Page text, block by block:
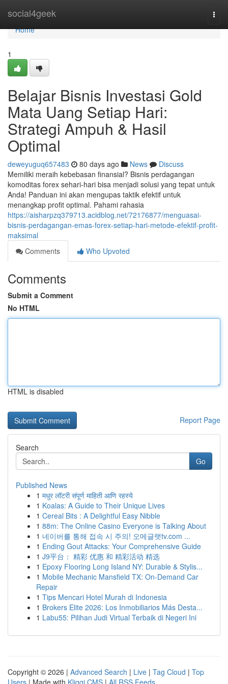
social4geek
Home
Home
1
Belajar Bisnis Investasi Gold
Mata Uang Setiap Hari:
Strategi Ampuh & Hasil
Optimal
deweyuguq657483 80 days ago News
Discuss
Memiliki meraih kebebasan finansial? Bisnis perdagangan
komoditas forex sehari-hari bisa menjadi solusi yang tepat untuk
Anda! Panduan ini akan mengupas taktik efektif untuk
menangkap profit optimal. Pahami rahasia
https://aisharpzq379713.acidblog.net/72176877/menguasai-
bisnis-perdagangan-emas-forex-setiap-hari-metode-efektif-profit-
maksimal
Comments
Who Upvoted
Comments
Submit a Comment
No HTML
HTML is disabled
Report Page
Search
Go
Published News
1 मधुर लॉटरी संपूर्ण माहिती आणि रहस्ये
1 Koalas: A Guide to Their Unique Lives
1 Cereal Bits : A Delightful Easy Nibble
1 88m: The Online Casino Everyone is Talking About
1 네이버를 통해 접속 시 주의! 오메글랫tv.com ...
1 Ending Gout Attacks: Your Comprehensive Guide
1 J9平台： 精彩 优惠 和 精彩活动 精选
1 Epoxy Flooring Long Island NY: Durable & Stylis...
1 Mobile Mechanic Mansfield TX: On-Demand Car
Repair
1 Tips Mencari Hotel Murah di Indonesia
1 Brokers Elite 2026: Los Inmobiliarios Más Desta...
1 Labu55: Pilihan Judi Virtual Terbaik di Negeri Ini
Copyright © 2026 | Advanced Search | Live | Tag Cloud | Top
Users | Made with Kliqqi CMS | All RSS Feeds